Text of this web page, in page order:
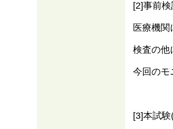
[2]事前
医療機関
検査の他
今回のモ
[3]本試